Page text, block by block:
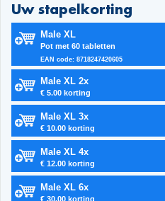
Uw stapelkorting
Male XL
Pot met 60 tabletten
EAN code: 8718247420605
Male XL 2x
€ 5.00 korting
Male XL 3x
€ 10.00 korting
Male XL 4x
€ 12.00 korting
Male XL 6x
€ 30.00 korting